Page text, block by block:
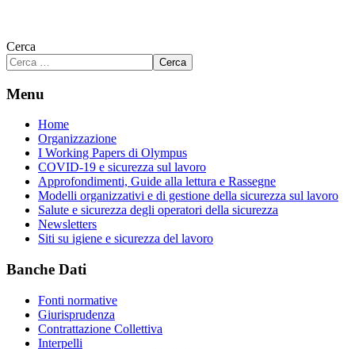
Cerca
Cerca
Menu
Home
Organizzazione
I Working Papers di Olympus
COVID-19 e sicurezza sul lavoro
Approfondimenti, Guide alla lettura e Rassegne
Modelli organizzativi e di gestione della sicurezza sul lavoro
Salute e sicurezza degli operatori della sicurezza
Newsletters
Siti su igiene e sicurezza del lavoro
Banche Dati
Fonti normative
Giurisprudenza
Contrattazione Collettiva
Interpelli